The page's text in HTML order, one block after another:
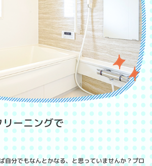
ーニングで
自分でもなんとかなる、と思っていませんか？プロ